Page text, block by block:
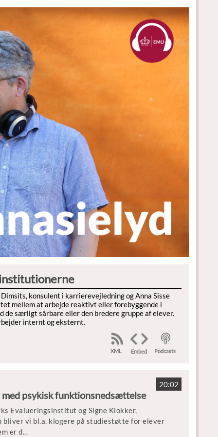
konsulent i karrierevejledning og Anna Sisse
mellem at arbejde reaktivt eller forebyggende i
særligt sårbare eller den bredere gruppe af elever.
internt og eksternt.
XML Embed Podcasts
20:02
psykisk funktionsnedsættelse
Evalueringsinstitut og Signe Klokker,
bliver vi bl.a. klogere på studiestøtte for elever
er d...